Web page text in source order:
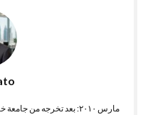
مارس ٢٠١٠: بعد تخرجه من